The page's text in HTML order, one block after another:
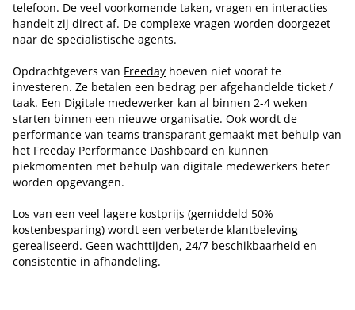
telefoon. De veel voorkomende taken, vragen en interacties
handelt zij direct af. De complexe vragen worden doorgezet
naar de specialistische agents.
Opdrachtgevers van Freeday hoeven niet vooraf te
investeren. Ze betalen een bedrag per afgehandelde ticket /
taak. Een Digitale medewerker kan al binnen 2-4 weken
starten binnen een nieuwe organisatie. Ook wordt de
performance van teams transparant gemaakt met behulp van
het Freeday Performance Dashboard en kunnen
piekmomenten met behulp van digitale medewerkers beter
worden opgevangen.
Los van een veel lagere kostprijs (gemiddeld 50%
kostenbesparing) wordt een verbeterde klantbeleving
gerealiseerd. Geen wachttijden, 24/7 beschikbaarheid en
consistentie in afhandeling.